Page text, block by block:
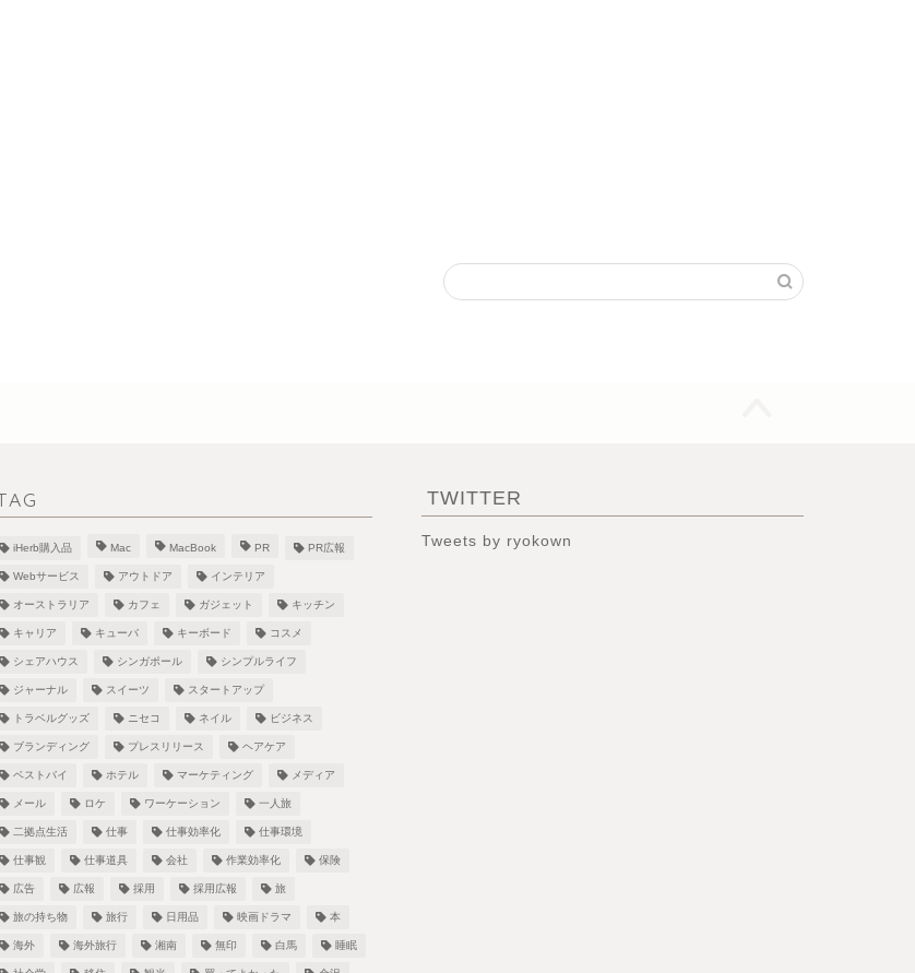
iHerb購入品 Mac MacBook PR PR広報
Webサービス アウトドア インテリア
オーストラリア カフェ ガジェット キッチン
キャリア キューバ キーボード コスメ
シェアハウス シンガポール シンプルライフ
ジャーナル スイーツ スタートアップ
トラベルグッズ ニセコ ネイル ビジネス
ブランディング プレスリリース ヘアケア
ベストバイ ホテル マーケティング メディア
メール ロケ ワーケーション 一人旅
二拠点生活 仕事 仕事効率化 仕事環境
仕事観 仕事道具 会社 作業効率化 保険
広告 広報 採用 採用広報 旅
旅の持ち物 旅行 日用品 映画ドラマ 本
海外 海外旅行 湘南 無印 白馬 睡眠
TWITTER
Tweets by ryokown